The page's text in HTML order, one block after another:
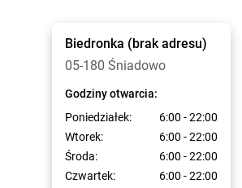
Biedronka (brak adresu)
05-180 Śniadowo
Godziny otwarcia:
Poniedziałek:
6:00 - 22:00
Wtorek:
6:00 - 22:00
Środa:
6:00 - 22:00
Czwartek:
6:00 - 22:00